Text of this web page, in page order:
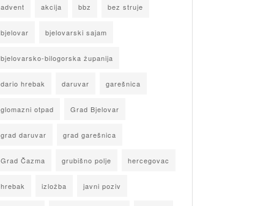
advent akcija bbz bez struje
bjelovar bjelovarski sajam
bjelovarsko-bilogorska županija
dario hrebak daruvar garešnica
glomazni otpad Grad Bjelovar
grad daruvar grad garešnica
Grad Čazma grubišno polje hercegovac
hrebak izložba javni poziv